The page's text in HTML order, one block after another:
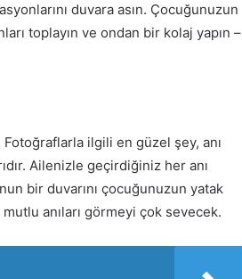
duvara asın. Çocuğunuzun
toplayın ve ondan bir kolaj yapın –
ilgili en güzel şey, anı
Ailenizle geçirdiğiniz her anı
bir duvarını çocuğunuzun yatak
anıları görmeyi çok sevecek.